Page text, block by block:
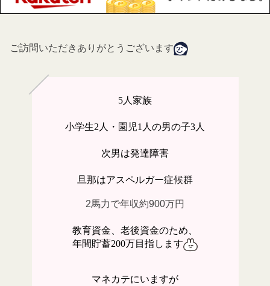
ご訪問いただきありがとうございます
5人家族
小学生2人・園児1人の男の子3人
次男は発達障害
旦那はアスペルガー症候群
2馬力で年収約900万円
教育資金、老後資金のため、
年間貯蓄200万目指します
マネカテにいますが